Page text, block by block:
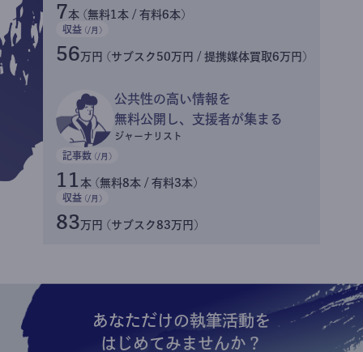
7本 (無料1本 / 有料6本)
収益 (/月)
56万円 (サブスク50万円 / 提携媒体買取6万円)
公共性の高い情報を
無料公開し、支援者が集まる
ジャーナリスト
記事数 (/月)
11 本 (無料8本 / 有料3本)
収益 (/月)
83万円 (サブスク83万円)
あなただけの執筆活動を
はじめてみませんか？